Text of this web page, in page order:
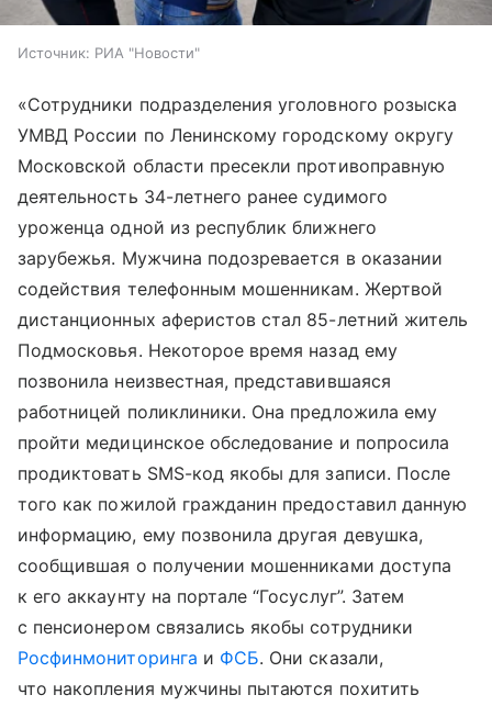
Источник: РИА "Новости"
«Сотрудники подразделения уголовного розыска
УМВД России по Ленинскому городскому округу
Московской области пресекли противоправную
деятельность 34-летнего ранее судимого
уроженца одной из республик ближнего
зарубежья. Мужчина подозревается в оказании
содействия телефонным мошенникам. Жертвой
дистанционных аферистов стал 85-летний житель
Подмосковья. Некоторое время назад ему
позвонила неизвестная, представившаяся
работницей поликлиники. Она предложила ему
пройти медицинское обследование и попросила
продиктовать SMS-код якобы для записи. После
того как пожилой гражданин предоставил данную
информацию, ему позвонила другая девушка,
сообщившая о получении мошенниками доступа
к его аккаунту на портале “Госуслуг”. Затем
с пенсионером связались якобы сотрудники
Росфинмониторинга и ФСБ. Они сказали,
что накопления мужчины пытаются похитить